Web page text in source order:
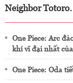
Neighbor Totoro.
One Piece: Arc
khí vĩ đại nhất
One Piece: Oda